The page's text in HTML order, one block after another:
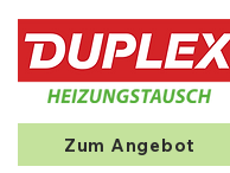
Zum Angebot